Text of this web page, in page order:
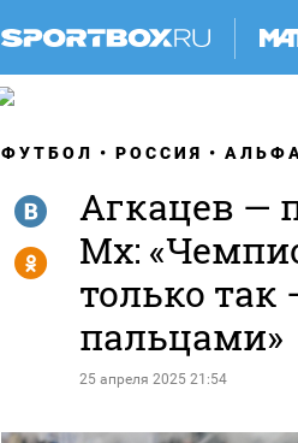
ФУТБОЛ РОССИЯ
Агкацев —
Мх:
только
пальцами»
25 апреля 2025 21:54
R
Y